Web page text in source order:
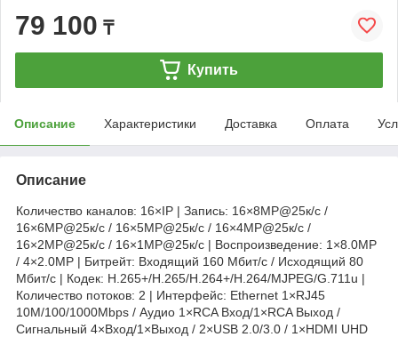
79 100 ₸
Купить
Описание Характеристики Доставка Оплата
Описание
Количество каналов: 16×IP | Запись: 16×8MP@25к/с /
16×6MP@25к/с / 16×5MP@25к/с / 16×4MP@25к/с /
16×2MP@25к/с / 16×1MP@25к/с | Воспроизведение: 1×8.0MP
/ 4×2.0MP | Битрейт: Входящий 160 Мбит/с / Исходящий 80
Мбит/с | Кодек: H.265+/H.265/H.264+/H.264/MJPEG/G.711u |
Количество потоков: 2 | Интерфейс: Ethernet 1×RJ45
10M/100/1000Mbps / Аудио 1×RCA Вход/1×RCA Выход /
Сигнальный 4×Вход/1×Выход / 2×USB 2.0/3.0 / 1×HDMI UHD